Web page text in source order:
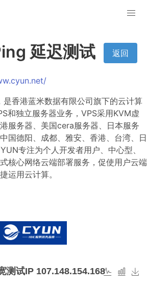
延迟测试 返回
香港蓝米数据有限公司旗下的云计算
和独立服务器业务，VPS采用KVM虚
服务器、美国cera服务器、日本服务
国德阳、成都、雅安、香港、台湾、日
专注为个人开发者用户、中心型、
核心网络云端部署服务，促使用户云端
运用云计算。
测试IP 107.148.154.168